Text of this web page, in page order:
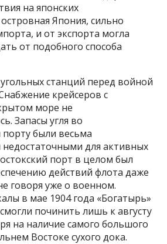
на японских
Япония, сильно
и от экспорта могла
от подобного способа
станций перед войной
крейсеров с
море не
Запасы угля во
были весьма
для активных
порт в целом был
действий флота даже
говоря уже о военном.
в мае 1904 года «Богатырь»
починить лишь к августу
на наличие самого большого
Востоке сухого дока.